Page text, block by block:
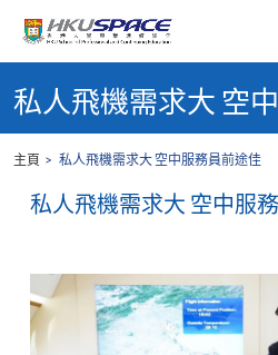
content
start私人飛機需求大 空
主頁 私人飛機需求大 空中服務員前途佳
私人飛機需求大 空中服